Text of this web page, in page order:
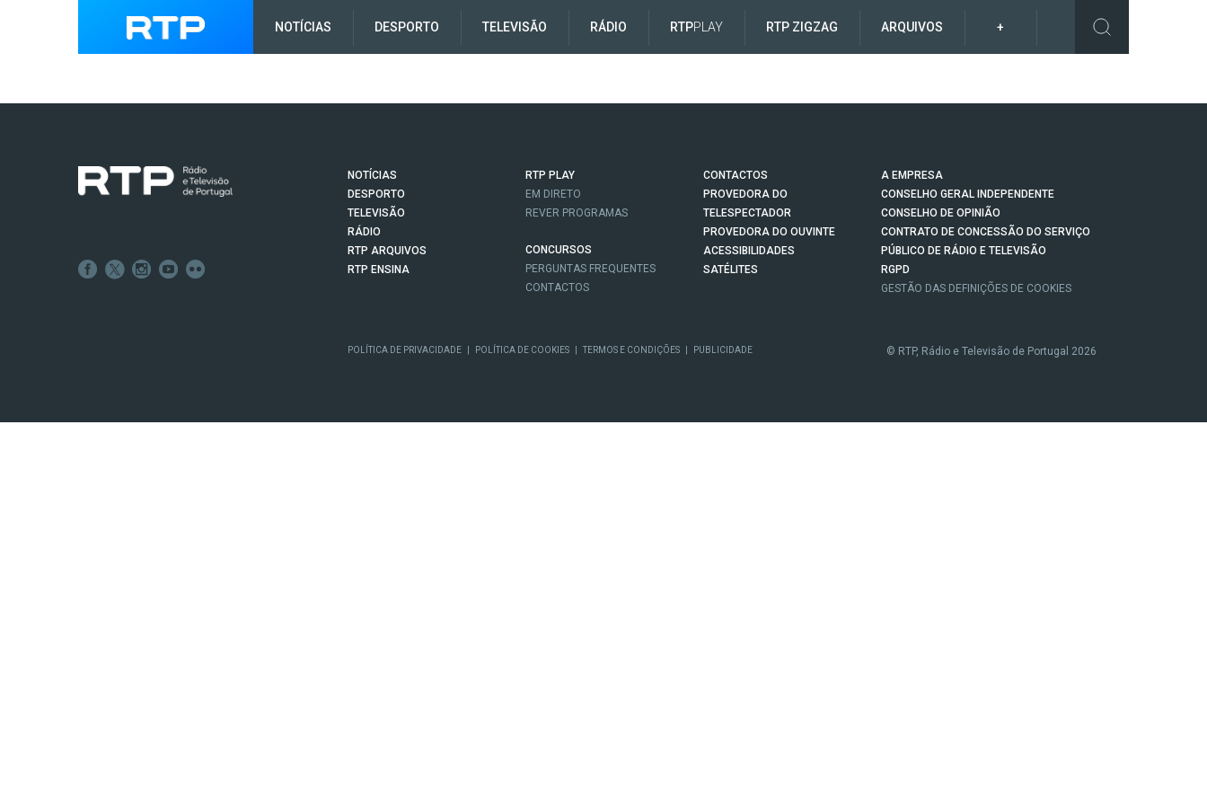
NOTÍCIAS DESPORTO TELEVISÃO RÁDIO RTPPLAY RTP ZIGZAG ARQUIVOS +
NOTÍCIAS
DESPORTO
TELEVISÃO
RÁDIO
RTP ARQUIVOS
RTP ENSINA
RTP PLAY
EM DIRETO
REVER PROGRAMAS
CONCURSOS
PERGUNTAS FREQUENTES
CONTACTOS
CONTACTOS
PROVEDORA DO
TELESPECTADOR
PROVEDORA DO OUVINTE
ACESSIBILIDADES
SATÉLITES
A EMPRESA
CONSELHO GERAL INDEPENDENTE
CONSELHO DE OPINIÃO
CONTRATO DE CONCESSÃO DO SERVIÇO
PÚBLICO DE RÁDIO E TELEVISÃO
RGPD
GESTÃO DAS DEFINIÇÕES DE COOKIES
POLÍTICA DE PRIVACIDADE POLÍTICA DE COOKIES TERMOS E CONDIÇÕES PUBLICIDADE © RTP, Rádio e Televisão de Portugal 2026